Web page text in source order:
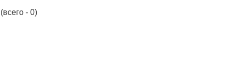
(всего - 0)